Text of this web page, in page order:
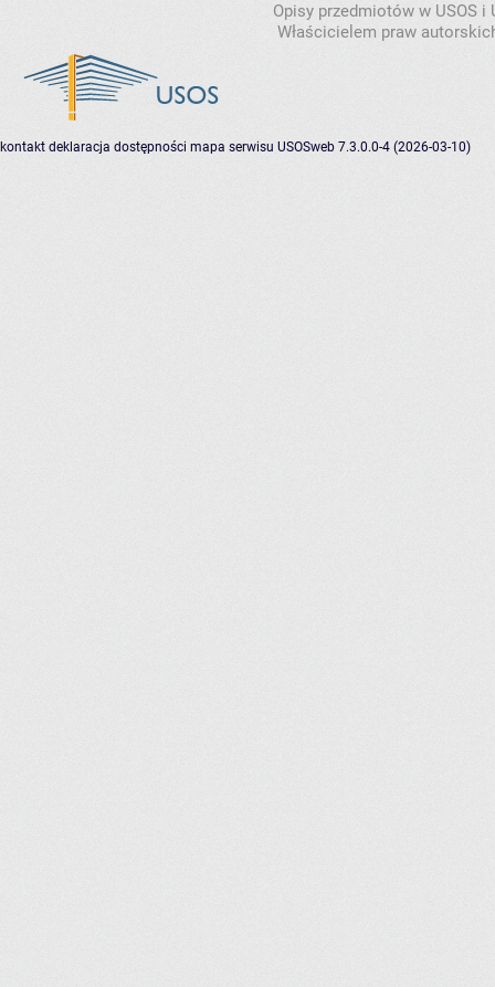
Opisy przedmiotów w USOS
Właścicielem praw
kontakt deklaracja dostępności mapa serwisu USOSweb 7.3.0.0-4 (2026-03-10)